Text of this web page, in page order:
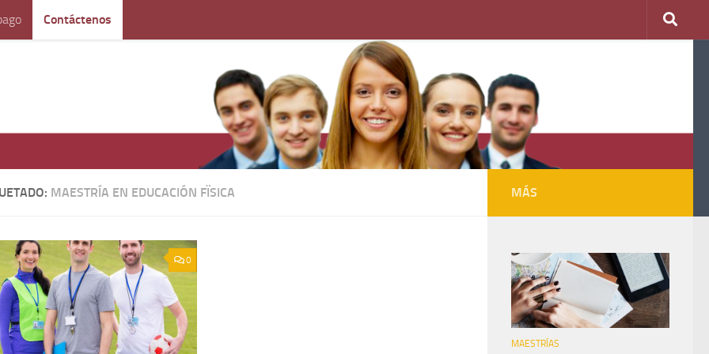
Contáctenos
MAESTRÍA EN EDUCACIÓN FÏSICA
0
MÁS
MAESTRÍAS